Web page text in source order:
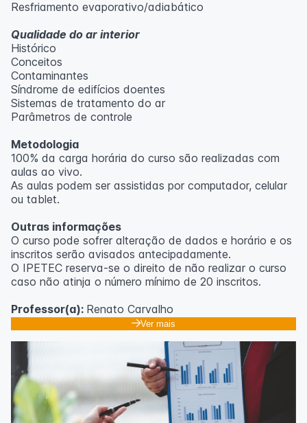
Resfriamento evaporativo/adiabático
Qualidade do ar interior
Histórico
Conceitos
Contaminantes
Síndrome de edifícios doentes
Sistemas de tratamento do ar
Parâmetros de controle
Metodologia
100% da carga horária do curso são realizadas com
aulas ao vivo.
As aulas podem ser assistidas por computador, celular
ou tablet.
Outras informações
O curso pode sofrer alteração de dados e horário e os
inscritos serão avisados ​​antecipadamente.
O IPETEC reserva-se o direito de não realizar o curso
caso não atinja o número mínimo de 20 inscritos.
Professor(a): Renato Carvalho
Ver mais